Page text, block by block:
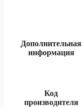
Дополнительная
информация
Код
производителя